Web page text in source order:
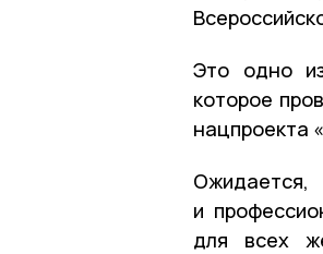
Это одно
которое
нацпроекта
и
для всех